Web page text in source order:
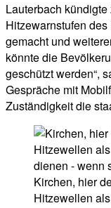
Lauterbach
Hitzewarnstufen
gemacht und
könnte die
geschützt werden“,
Gespräche mit
Zuständigkeit die
Kirchen, hier
Hitzewellen